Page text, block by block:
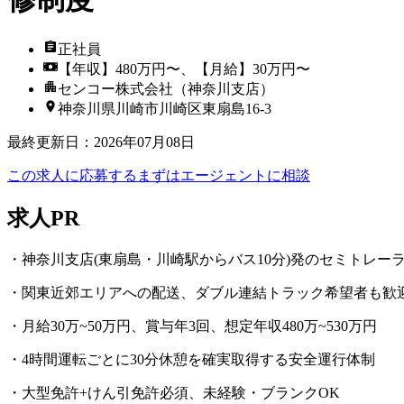
正社員
【年収】480万円〜、【月給】30万円〜
センコー株式会社（神奈川支店）
神奈川県川崎市川崎区東扇島16-3
最終更新日 ： 2026年07月08日
この求人に応募する まずはエージェントに相談
求人PR
・神奈川支店(東扇島・川崎駅からバス10分)発のセミトレー
・関東近郊エリアへの配送、ダブル連結トラック希望者も歓
・月給30万~50万円、賞与年3回、想定年収480万~530万円
・4時間運転ごとに30分休憩を確実取得する安全運行体制
・大型免許+けん引免許必須、未経験・ブランクOK